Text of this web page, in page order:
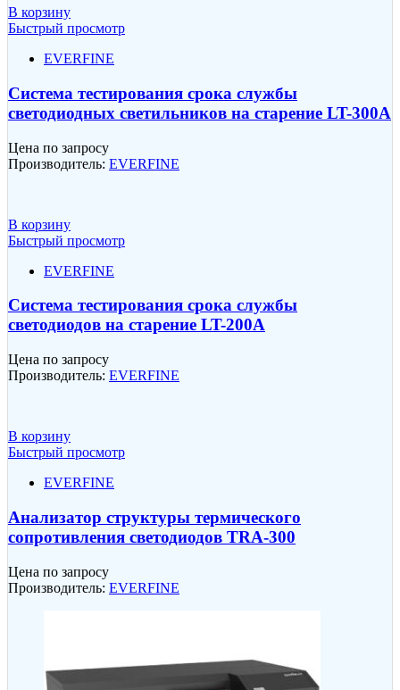
В корзину
Быстрый просмотр
EVERFINE
Система тестирования срока службы
светодиодных светильников на старение LT-300A
Цена по запросу
Производитель: EVERFINE
В корзину
Быстрый просмотр
EVERFINE
Система тестирования срока службы
светодиодов на старение LT-200A
Цена по запросу
Производитель: EVERFINE
В корзину
Быстрый просмотр
EVERFINE
Анализатор структуры термического
сопротивления светодиодов TRA-300
Цена по запросу
Производитель: EVERFINE